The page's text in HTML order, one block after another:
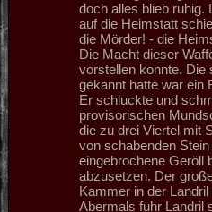
doch alles blieb ruhig.
auf die Heimstatt
die Mörder! - die
Die Macht dieser
vorstellen konnte. Die
gekannt hatte war ein
Er schluckte und
provisorischen
die zu drei Viertel mit
von schabenden
eingebrochene Geröll
abzusetzen. Der
Kammer in der
Abermals fuhr Landril